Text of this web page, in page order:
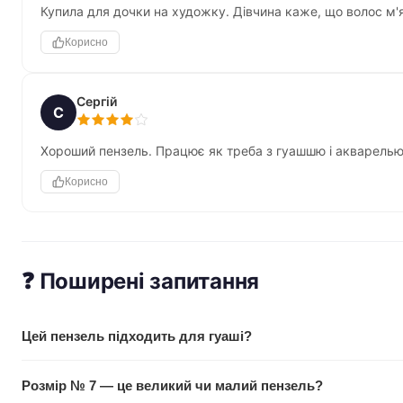
Купила для дочки на художку. Дівчина каже, що волос
Корисно
С
Сергій
Хороший пензель. Працює як треба з гуашшю і
Корисно
❓ Поширені запитання
Цей пензель підходить для гуаші?
Волос поні добре працює з густішою консистенцією.
Розмір № 7 — це великий чи малий пензель?